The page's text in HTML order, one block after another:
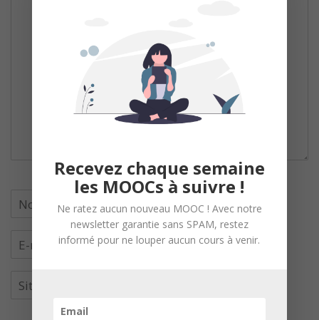
Recevez chaque semaine
les MOOCs à suivre !
Ne ratez aucun nouveau MOOC ! Avec notre
newsletter garantie sans SPAM, restez
informé pour ne louper aucun cours à venir.